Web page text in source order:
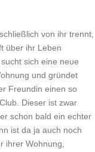
von ihr trennt,
über ihr Leben
sich eine neue
und gründet
Freundin einen so
Dieser ist zwar
schon bald ein echter
ist da ja auch noch
ihrer Wohnung,